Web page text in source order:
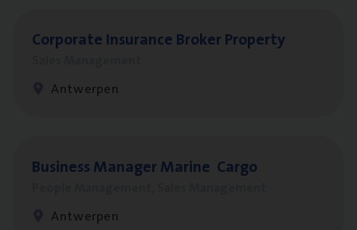
Cor­po­ra­te Insu­ran­ce Bro­ker Property
Antwerpen
Busi­ness Mana­ger Mari­ne Cargo
Antwerpen